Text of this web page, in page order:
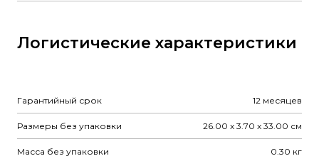
Логистические характеристики
Гарантийный срок 12 месяцев
Размеры без упаковки 26.00 x 3.70 x 33.00 см
Масса без упаковки 0.30 кг